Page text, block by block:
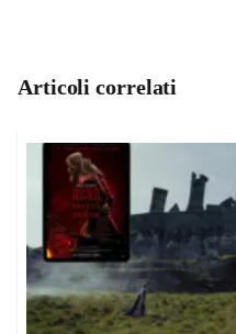
Articoli correlati